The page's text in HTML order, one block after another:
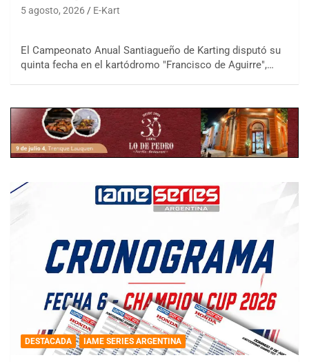
5 agosto, 2026 E-Kart
El Campeonato Anual Santiagueño de Karting disputó su
quinta fecha en el kartódromo "Francisco de Aguirre",…
DESTACADA IAME SERIES ARGENTINA